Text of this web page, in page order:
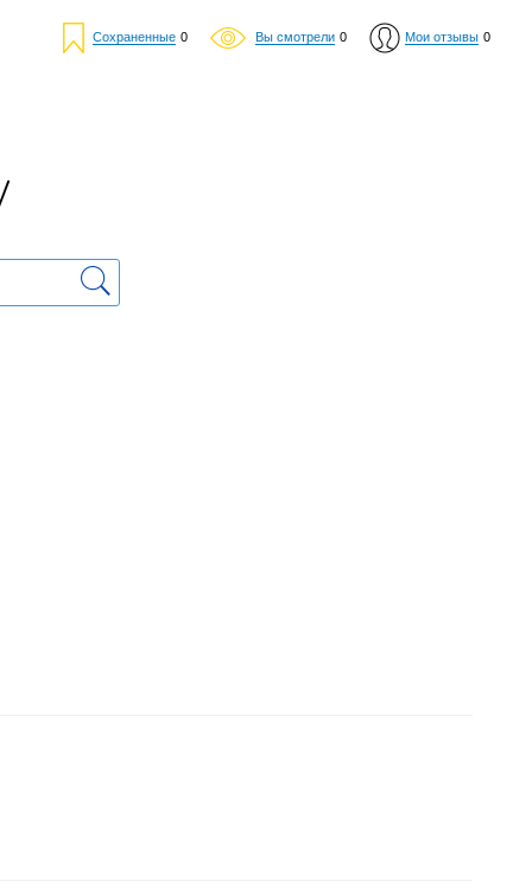
Сохраненные 0 Вы смотрели 0 Мои отзывы 0